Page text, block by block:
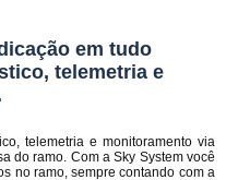
em tudo
telemetria e
telemetria e monitoramento via
do ramo. Com a Sky System você
no ramo, sempre contando com a